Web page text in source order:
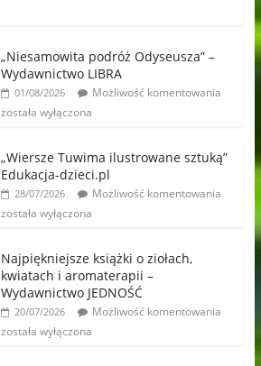
„Niesamowita podróż Odyseusza” –
Wydawnictwo LIBRA
01/08/2026
Możliwość komentowania
została wyłączona
„Wiersze Tuwima ilustrowane sztuką”
Edukacja-dzieci.pl
28/07/2026
Możliwość komentowania
została wyłączona
Najpiękniejsze książki o ziołach,
kwiatach i aromaterapii –
Wydawnictwo JEDNOŚĆ
20/07/2026
Możliwość komentowania
została wyłączona